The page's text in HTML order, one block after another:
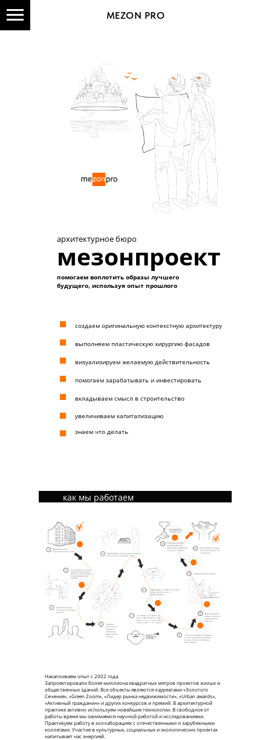
MEZON PRO
создаем оригинальную контекстную архитектуру
вкладываем смысл в строительство
увеличиваем капитализацию
выполняем пластическую хирургию фасадов
визуализируем желаемую действительность
мезонпроект
знаем что делать
архитектурное бюро
помогаем воплотить образы лучшего
будущего, используя опыт прошлого
помогаем зарабатывать и инвестировать
как мы работаем
Накапливаем опыт с 2002 года.
Запроектировали более миллиона квадратных метров проектов жилых и
общественных зданий. Все объекты являются лауреатами «Золотого
Сечения», «Green Zoom», «Лидер рынка недвижимости», «Urban awards»,
«Активный гражданин» и других конкурсов и премий. В архитектурной
практике активно используем новейшие технологии. В свободное от
работы время мы занимаемся научной работой и исследованиями.
Практикуем работу в коллаборациях с отечественными и зарубежными
коллегами. Участие в культурных, социальных и экологических проектах
напитывает нас энергией.